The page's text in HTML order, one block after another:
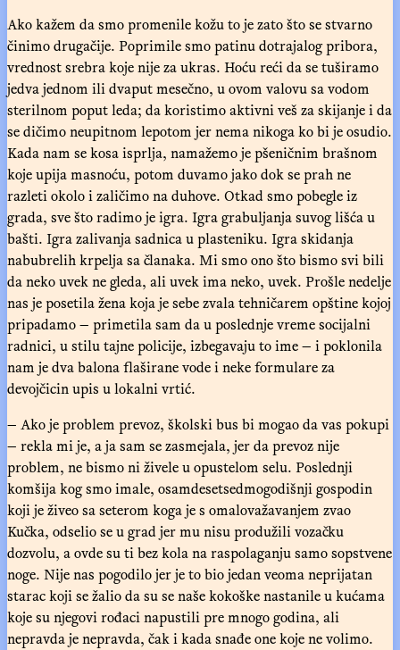
Ako kažem da smo promenile kožu to je zato što se stvarno
činimo drugačije. Poprimile smo patinu dotrajalog pribora,
vrednost srebra koje nije za ukras. Hoću reći da se tuširamo
jedva jednom ili dvaput mesečno, u ovom valovu sa vodom
sterilnom poput leda; da koristimo aktivni veš za skijanje i da
se dičimo neupitnom lepotom jer nema nikoga ko bi je osudio.
Kada nam se kosa isprlja, namažemo je pšeničnim brašnom
koje upija masnoću, potom duvamo jako dok se prah ne
razleti okolo i zaličimo na duhove. Otkad smo pobegle iz
grada, sve što radimo je igra. Igra grabuljanja suvog lišća u
bašti. Igra zalivanja sadnica u plasteniku. Igra skidanja
nabubrelih krpelja sa članaka. Mi smo ono što bismo svi bili
da neko uvek ne gleda, ali uvek ima neko, uvek. Prošle nedelje
nas je posetila žena koja je sebe zvala tehničarem opštine kojoj
pripadamo — primetila sam da u poslednje vreme socijalni
radnici, u stilu tajne policije, izbegavaju to ime — i poklonila
nam je dva balona flaširane vode i neke formulare za
devojčicin upis u lokalni vrtić.
— Ako je problem prevoz, školski bus bi mogao da vas pokupi
— rekla mi je, a ja sam se zasmejala, jer da prevoz nije
problem, ne bismo ni živele u opustelom selu. Poslednji
komšija kog smo imale, osamdesetsedmogodišnji gospodin
koji je živeo sa seterom koga je s omalovažavanjem zvao
Kučka, odselio se u grad jer mu nisu produžili vozačku
dozvolu, a ovde su ti bez kola na raspolaganju samo sopstvene
noge. Nije nas pogodilo jer je to bio jedan veoma neprijatan
starac koji se žalio da su se naše kokoške nastanile u kućama
koje su njegovi rođaci napustili pre mnogo godina, ali
nepravda je nepravda, čak i kada snađe one koje ne volimo.